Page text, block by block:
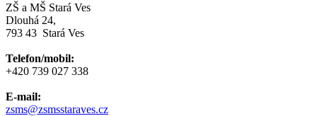
ZŠ a MŠ Stará Ves
Dlouhá 24,
793 43 Stará Ves
Telefon/mobil:
+420 739 027 338
E-mail:
zsms@zsmsstaraves.cz